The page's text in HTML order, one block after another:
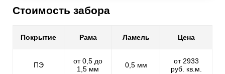
Стоимость забора
Покрытие Рама Ламель Цена
ПЭ
от 0,5 до
1,5 мм
0,5 мм
от 2933
руб. кв.м.